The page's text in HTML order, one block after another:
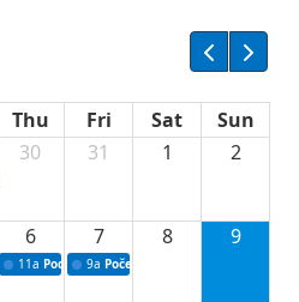
Thu Fri Sat
Sun
ugovora sa neprofitnim
30 31 1 2
ugovora o stipendijama za
6
11a Podrška razvoju vodne infrastrukture u
7
9a Početak izgradnje nove
8 9